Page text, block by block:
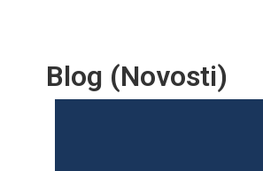
Blog (Novosti)